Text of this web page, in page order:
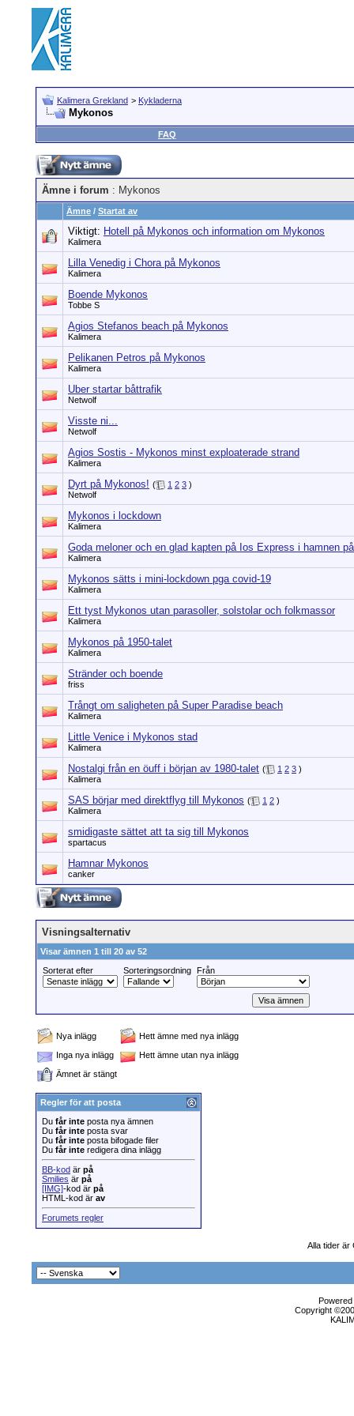
Kalimera Grekland > Kykladerna
Mykonos
FAQ
Ämne i forum : Mykonos
Ämne / Startat av
Viktigt: Hotell på Mykonos och information om Mykonos
Kalimera
Lilla Venedig i Chora på Mykonos
Kalimera
Boende Mykonos
Tobbe S
Agios Stefanos beach på Mykonos
Kalimera
Pelikanen Petros på Mykonos
Kalimera
Uber startar båttrafik
Netwolf
Visste ni...
Netwolf
Agios Sostis - Mykonos minst exploaterade strand
Kalimera
Dyrt på Mykonos! ( 1 2 3 )
Netwolf
Mykonos i lockdown
Kalimera
Goda meloner och en glad kapten på Ios Express i hamnen
Kalimera
Mykonos sätts i mini-lockdown pga covid-19
Kalimera
Ett tyst Mykonos utan parasoller, solstolar och folkmassor
Kalimera
Mykonos på 1950-talet
Kalimera
Stränder och boende
friss
Trångt om saligheten på Super Paradise beach
Kalimera
Little Venice i Mykonos stad
Kalimera
Nostalgi från en öuff i början av 1980-talet ( 1 2 3 )
Kalimera
SAS börjar med direktflyg till Mykonos ( 1 2 )
Kalimera
smidigaste sättet att ta sig till Mykonos
spartacus
Hamnar Mykonos
canker
Visningsalternativ
Visar ämnen 1 till 20 av 52
Sorterat efter
Sorteringsordning Från
Nya inlägg
Hett ämne med nya inlägg
Inga nya inlägg
Hett ämne utan nya inlägg
Ämnet är stängt
Regler för att posta
Du får inte posta nya ämnen
Du får inte posta svar
Du får inte posta bifogade filer
Du får inte redigera dina inlägg
BB-kod är på
Smilies är på
[IMG]-kod är på
HTML-kod är av
Forumets regler
Alla tider är
Copyright